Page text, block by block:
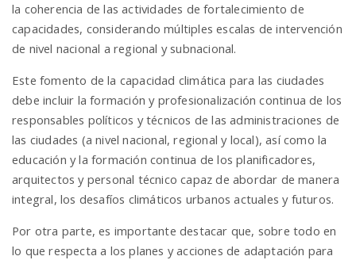
la coherencia de las actividades de fortalecimiento de
capacidades, considerando múltiples escalas de intervención
de nivel nacional a regional y subnacional.
Este fomento de la capacidad climática para las ciudades
debe incluir la formación y profesionalización continua de los
responsables políticos y técnicos de las administraciones de
las ciudades (a nivel nacional, regional y local), así como la
educación y la formación continua de los planificadores,
arquitectos y personal técnico capaz de abordar de manera
integral, los desafíos climáticos urbanos actuales y futuros.
Por otra parte, es importante destacar que, sobre todo en
lo que respecta a los planes y acciones de adaptación para